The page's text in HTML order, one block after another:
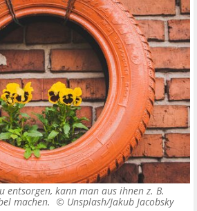
entsorgen, kann man aus ihnen z. B.
machen. © Unsplash/Jakub Jacobsky